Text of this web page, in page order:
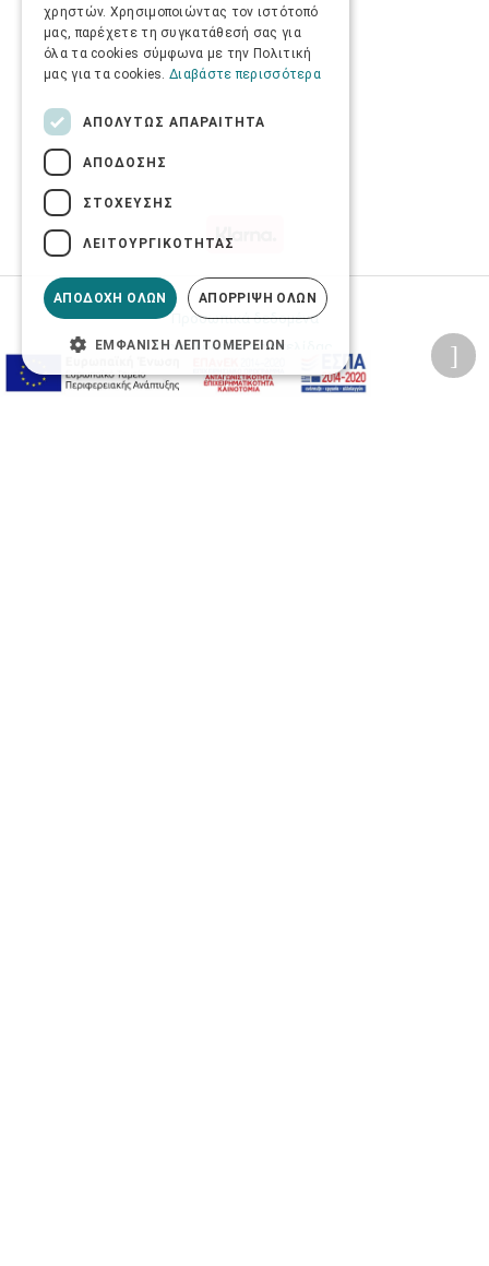
Προσωπικά δεδομένα
Όροι Χρήσης Ιστοσελίδας
Ασφάλεια συναλλαγών
χρηστών. Χρησιμοποιώντας τον ιστότοπό
μας, παρέχετε τη συγκατάθεσή σας για
όλα τα cookies σύμφωνα με την Πολιτική
μας για τα cookies. Διαβάστε περισσότερα
ΑΠΟΛΎΤΩΣ ΑΠΑΡΑΊΤΗΤΑ
ΑΠΌΔΟΣΗΣ
ΣΤΌΧΕΥΣΗΣ
ΛΕΙΤΟΥΡΓΙΚΌΤΗΤΑΣ
ΑΠΟΔΟΧΉ ΌΛΩΝ ΑΠΌΡΡΙΨΗ ΌΛΩΝ
ΕΜΦΆΝΙΣΗ ΛΕΠΤΟΜΕΡΕΙΏΝ